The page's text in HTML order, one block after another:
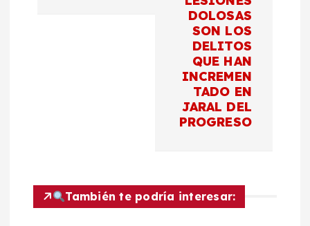
e
DOLOSAS
SON LOS
DELITOS
QUE HAN
INCREMEN
TADO EN
JARAL DEL
PROGRESO
También te podría interesar: